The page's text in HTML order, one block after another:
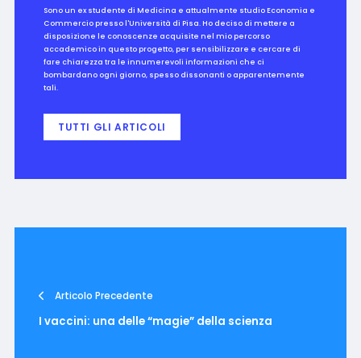
Sono un ex studente di Medicina e attualmente studio Economia e
Commercio presso l'Università di Pisa. Ho deciso di mettere a
disposizione le conoscenze acquisite nel mio percorso
accademico in questo progetto, per sensibilizzare e cercare di
fare chiarezza tra le innumerevoli informazioni che ci
bombardano ogni giorno, spesso dissonanti o apparentemente
tali.
TUTTI GLI ARTICOLI
Articolo Precedente
I vaccini: una delle “magie” della scienza